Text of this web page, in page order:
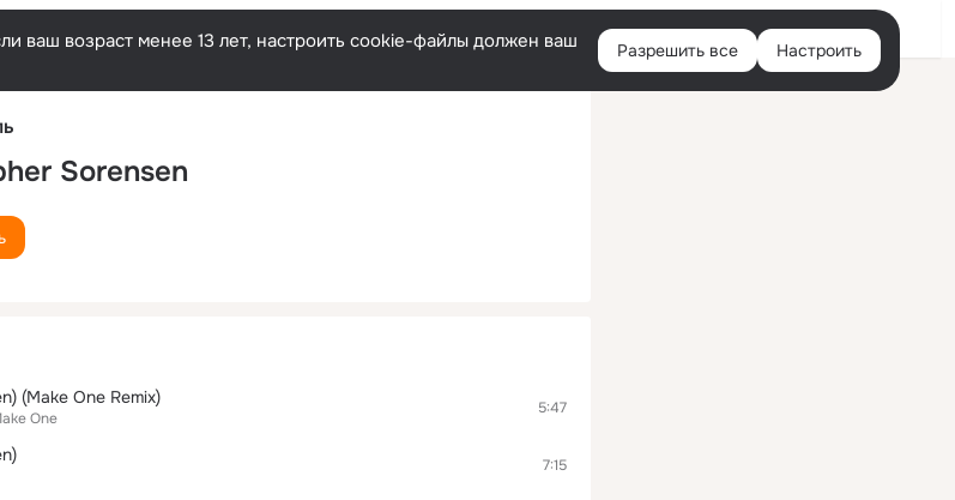
Русский Войти
ваш возраст менее 13 лет, настроить cookie-файлы должен ваш
Разрешить все Настроить
Sorensen
(Make One Remix)
One
5:47
7:15